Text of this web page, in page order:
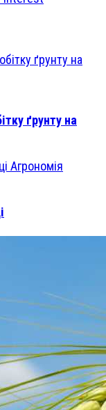
ґрунту на
Агрономія